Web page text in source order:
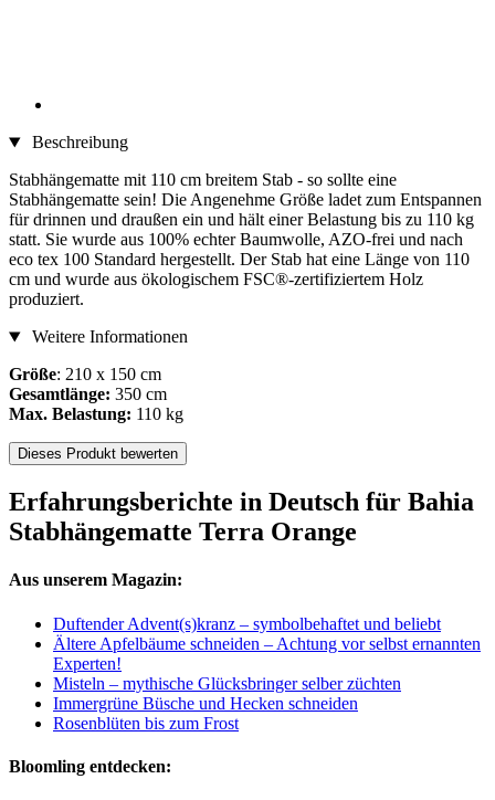
Beschreibung
Stabhängematte mit 110 cm breitem Stab - so sollte eine
Stabhängematte sein! Die Angenehme Größe ladet zum Entspannen
für drinnen und draußen ein und hält einer Belastung bis zu 110 kg
statt. Sie wurde aus 100% echter Baumwolle, AZO-frei und nach
eco tex 100 Standard hergestellt. Der Stab hat eine Länge von 110
cm und wurde aus ökologischem FSC®-zertifiziertem Holz
produziert.
Weitere Informationen
Größe: 210 x 150 cm
Gesamtlänge: 350 cm
Max. Belastung: 110 kg
Dieses Produkt bewerten
Erfahrungsberichte in Deutsch für Bahia
Stabhängematte Terra Orange
Aus unserem Magazin:
Duftender Advent(s)kranz – symbolbehaftet und beliebt
Ältere Apfelbäume schneiden – Achtung vor selbst ernannten
Experten!
Misteln – mythische Glücksbringer selber züchten
Immergrüne Büsche und Hecken schneiden
Rosenblüten bis zum Frost
Bloomling entdecken: